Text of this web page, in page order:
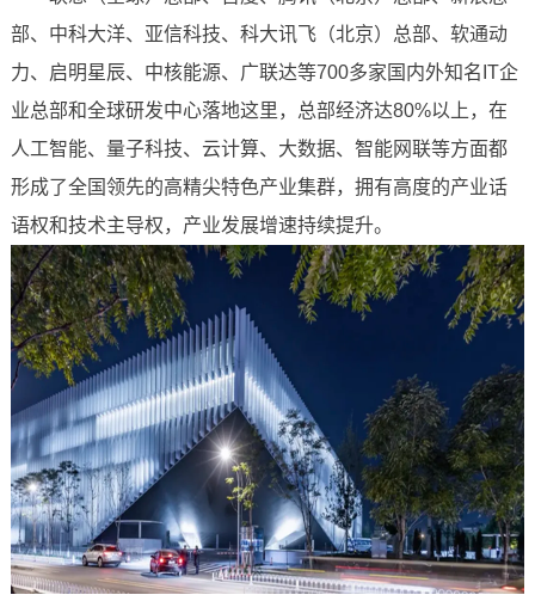
部、中科大洋、亚信科技、科大讯飞（北京）总部、软通动
力、启明星辰、中核能源、广联达等700多家国内外知名IT企
业总部和全球研发中心落地这里，总部经济达80%以上，在
人工智能、量子科技、云计算、大数据、智能网联等方面都
形成了全国领先的高精尖特色产业集群，拥有高度的产业话
语权和技术主导权，产业发展增速持续提升。